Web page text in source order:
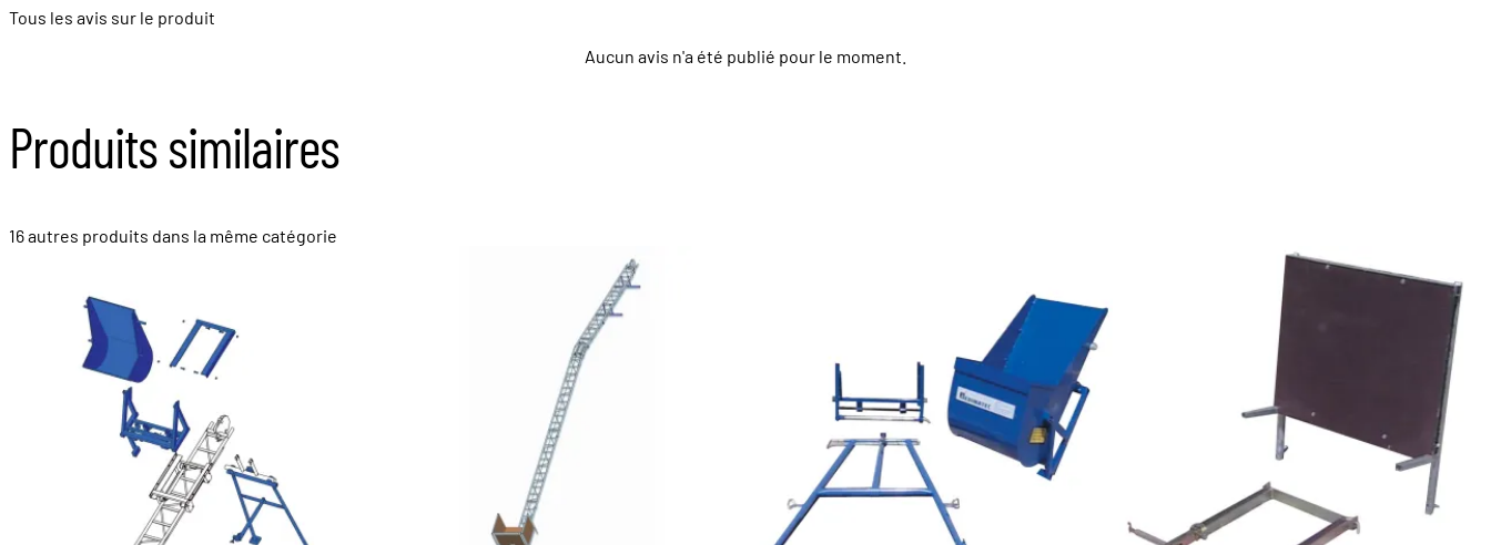
Tous les avis sur le produit
Aucun avis n'a été publié pour le moment.
Produits similaires
16 autres produits dans la même catégorie